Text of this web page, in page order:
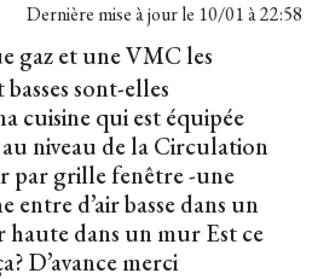
Dernière mise à jour le 10/01 à 22:58
gaz et une VMC les
sont-elles
cuisine qui est équipée
au niveau de la Circulation
par grille fenêtre -une
d’air basse dans un
haute dans un mur Est ce
D’avance merci